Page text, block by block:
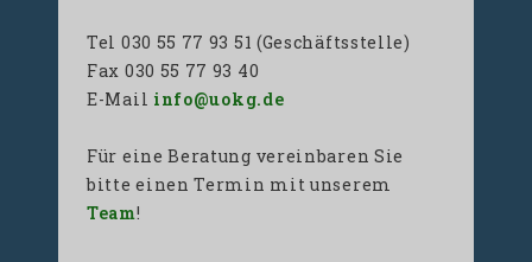
Tel 030 55 77 93 51 (Geschäftsstelle)
Fax 030 55 77 93 40
E-Mail info@uokg.de
Für eine Beratung vereinbaren Sie
bitte einen Termin mit unserem
Team!